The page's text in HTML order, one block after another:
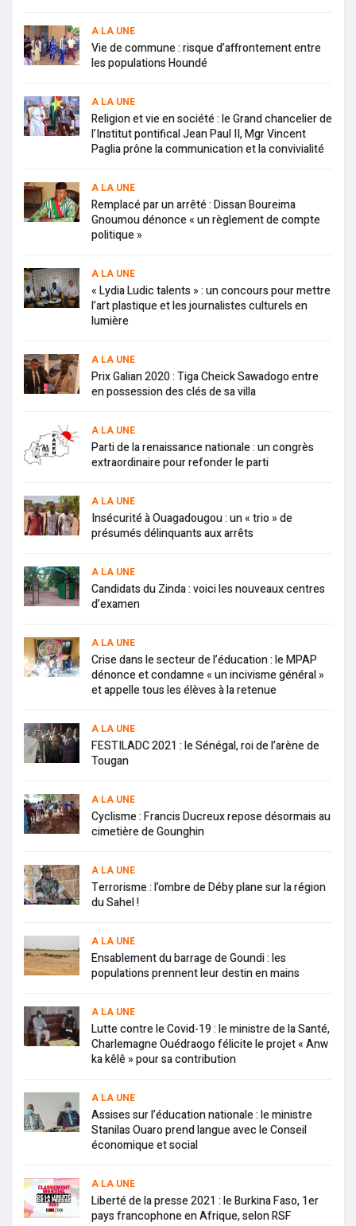
A LA UNE
Vie de commune : risque d’affrontement entre
les populations Houndé
A LA UNE
Religion et vie en société : le Grand chancelier de
l’Institut pontifical Jean Paul II, Mgr Vincent
Paglia prône la communication et la convivialité
A LA UNE
Remplacé par un arrêté : Dissan Boureima
Gnoumou dénonce « un règlement de compte
politique »
A LA UNE
« Lydia Ludic talents » : un concours pour mettre
l’art plastique et les journalistes culturels en
lumière
A LA UNE
Prix Galian 2020 : Tiga Cheick Sawadogo entre
en possession des clés de sa villa
A LA UNE
Parti de la renaissance nationale : un congrès
extraordinaire pour refonder le parti
A LA UNE
Insécurité à Ouagadougou : un « trio » de
présumés délinquants aux arrêts
A LA UNE
Candidats du Zinda : voici les nouveaux centres
d’examen
A LA UNE
Crise dans le secteur de l’éducation : le MPAP
dénonce et condamne « un incivisme général »
et appelle tous les élèves à la retenue
A LA UNE
FESTILADC 2021 : le Sénégal, roi de l’arène de
Tougan
A LA UNE
Cyclisme : Francis Ducreux repose désormais au
cimetière de Gounghin
A LA UNE
Terrorisme : l’ombre de Déby plane sur la région
du Sahel !
A LA UNE
Ensablement du barrage de Goundi : les
populations prennent leur destin en mains
A LA UNE
Lutte contre le Covid-19 : le ministre de la Santé,
Charlemagne Ouédraogo félicite le projet « Anw
ka kêlê » pour sa contribution
A LA UNE
Assises sur l’éducation nationale : le ministre
Stanilas Ouaro prend langue avec le Conseil
économique et social
A LA UNE
Liberté de la presse 2021 : le Burkina Faso, 1er
pays francophone en Afrique, selon RSF